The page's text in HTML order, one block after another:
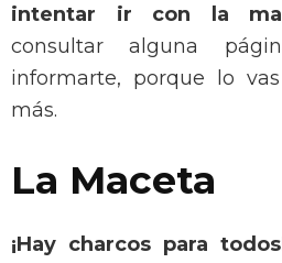
intentar ir con la
consultar alguna
informarte, porque lo
más.
La Maceta
¡Hay charcos para